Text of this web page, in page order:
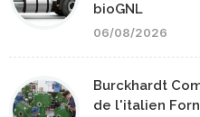
bioGNL
06/08/2026
Burckhardt
de l'italien